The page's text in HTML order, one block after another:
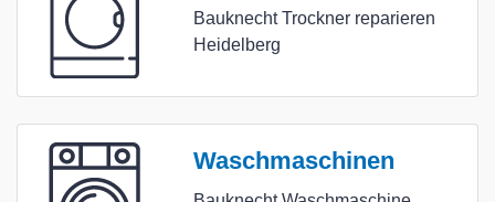
Bauknecht Trockner reparieren
Heidelberg
Waschmaschinen